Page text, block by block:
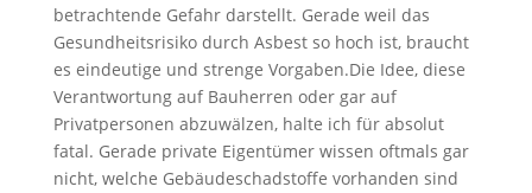
betrachtende Gefahr darstellt. Gerade weil das
Gesundheitsrisiko durch Asbest so hoch ist, braucht
es eindeutige und strenge Vorgaben.Die Idee, diese
Verantwortung auf Bauherren oder gar auf
Privatpersonen abzuwälzen, halte ich für absolut
fatal. Gerade private Eigentümer wissen oftmals gar
nicht, welche Gebäudeschadstoffe vorhanden sind